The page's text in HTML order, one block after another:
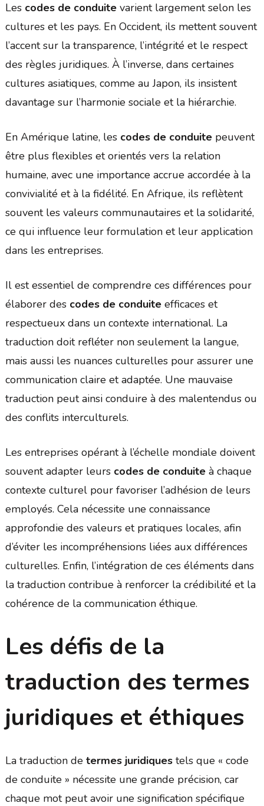
Les codes de conduitevarient largement selon les
cultures et les pays. En Occident, ils mettent souvent
l’accent sur la transparence, l’intégrité et le respect
des règles juridiques. À l’inverse, dans certaines
cultures asiatiques, comme au Japon, ils insistent
davantage sur l’harmonie sociale et la hiérarchie.
En Amérique latine, les codes de conduitepeuvent
être plus flexibles et orientés vers la relation
humaine, avec une importance accrue accordée à la
convivialité et à la fidélité. En Afrique, ils reflètent
souvent les valeurs communautaires et la solidarité,
ce qui influence leur formulation et leur application
dans les entreprises.
Il est essentiel de comprendre ces différences pour
élaborer des codes de conduiteefficaces et
respectueux dans un contexte international. La
traduction doit refléter non seulement la langue,
mais aussi les nuances culturelles pour assurer une
communication claire et adaptée. Une mauvaise
traduction peut ainsi conduire à des malentendus ou
des conflits interculturels.
Les entreprises opérant à l’échelle mondiale doivent
souvent adapter leurs codes de conduiteà chaque
contexte culturel pour favoriser l’adhésion de leurs
employés. Cela nécessite une connaissance
approfondie des valeurs et pratiques locales, afin
d’éviter les incompréhensions liées aux différences
culturelles. Enfin, l’intégration de ces éléments dans
la traduction contribue à renforcer la crédibilité et la
cohérence de la communication éthique.
Les défis de la
traduction des termes
juridiques et éthiques
La traduction de termes juridiquestels que « code
de conduite » nécessite une grande précision, car
chaque mot peut avoir une signification spécifique